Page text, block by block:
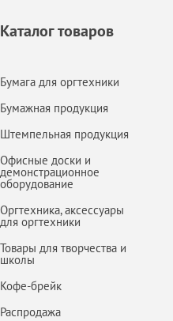
Каталог товаров
Бумага для оргтехники
Бумажная продукция
Штемпельная продукция
Офисные доски и
демонстрационное
оборудование
Оргтехника, аксессуары
для оргтехники
Товары для творчества и
школы
Кофе-брейк
Распродажа